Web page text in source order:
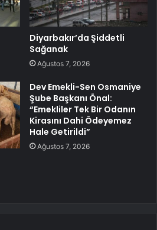
Diyarbakır’da Şiddetli
Sağanak
Ağustos 7, 2026
Dev Emekli-Sen Osmaniye
Şube Başkanı Önal:
“Emekliler Tek Bir Odanın
Kirasını Dahi Ödeyemez
Hale Getirildi”
Ağustos 7, 2026